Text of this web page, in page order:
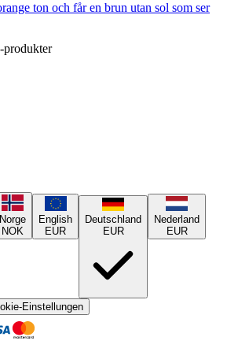
ton och får en brun utan sol som ser
produkter
Norge
NOK
English
EUR
Deutschland
EUR
Nederland
EUR
Einstellungen